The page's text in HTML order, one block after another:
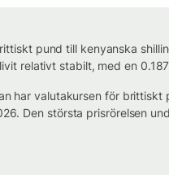
pund till kenyanska
relativt stabilt, med en
har valutakursen för
Den största prisrörelsen